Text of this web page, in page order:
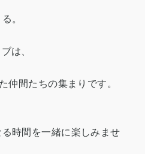
。
は、
仲間たちの集まりです。
時間を一緒に楽しみませ